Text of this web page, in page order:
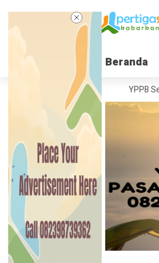
Beranda
Beranda
Ketua YPPB Sebut,